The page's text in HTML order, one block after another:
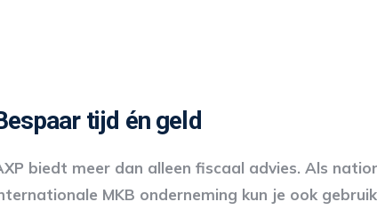
tijd én geld
biedt meer dan alleen fiscaal advies. Als
MKB onderneming kun je ook